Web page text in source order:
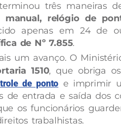
três maneiras
manual, relógio de
apenas em 24 de
de Nº 7.855.
um avanço. O
1510, que obriga os
de ponto e imprimir
de entrada e saída dos
os funcionários
trabalhistas.